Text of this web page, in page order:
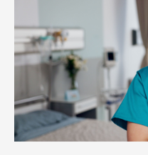
enfermería,
liderazgo
en
línea:
Tecmilenio